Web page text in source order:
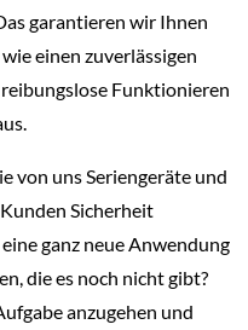
garantieren wir Ihnen
einen zuverlässigen
Funktionieren
von uns Seriengeräte und
Sicherheit
ganz neue Anwendung
die es noch nicht gibt?
anzugehen und